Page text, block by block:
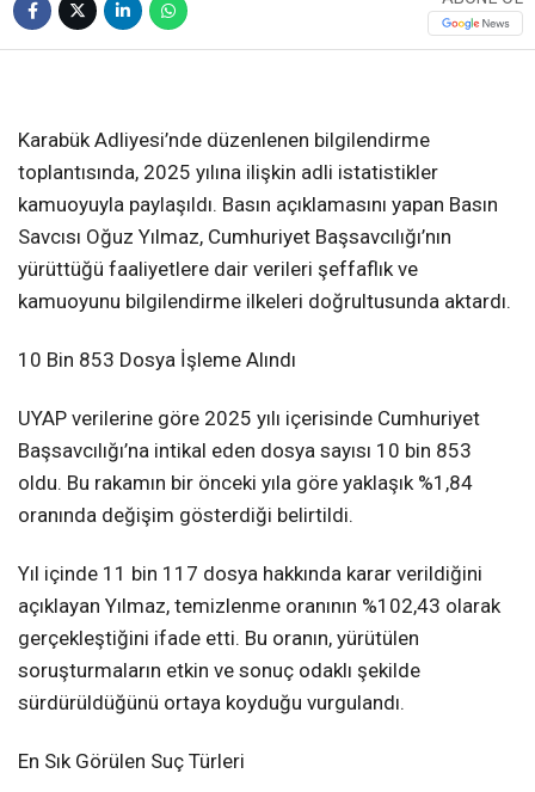
Karabük Adliyesi’nde düzenlenen bilgilendirme
toplantısında, 2025 yılına ilişkin adli istatistikler
kamuoyuyla paylaşıldı. Basın açıklamasını yapan Basın
Savcısı Oğuz Yılmaz, Cumhuriyet Başsavcılığı’nın
yürüttüğü faaliyetlere dair verileri şeffaflık ve
kamuoyunu bilgilendirme ilkeleri doğrultusunda aktardı.
10 Bin 853 Dosya İşleme Alındı
UYAP verilerine göre 2025 yılı içerisinde Cumhuriyet
Başsavcılığı’na intikal eden dosya sayısı 10 bin 853
oldu. Bu rakamın bir önceki yıla göre yaklaşık %1,84
oranında değişim gösterdiği belirtildi.
Yıl içinde 11 bin 117 dosya hakkında karar verildiğini
açıklayan Yılmaz, temizlenme oranının %102,43 olarak
gerçekleştiğini ifade etti. Bu oranın, yürütülen
soruşturmaların etkin ve sonuç odaklı şekilde
sürdürüldüğünü ortaya koyduğu vurgulandı.
En Sık Görülen Suç Türleri